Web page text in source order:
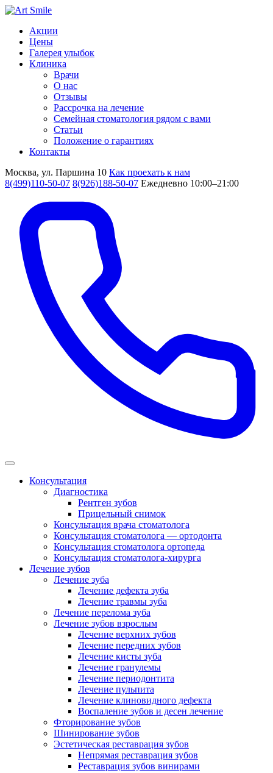
Акции
Цены
Галерея улыбок
Клиника
Врачи
О нас
Отзывы
Рассрочка на лечение
Семейная стоматология рядом с вами
Статьи
Положение о гарантиях
Контакты
Москва, ул. Паршина 10 Как проехать к нам
8(499)110-50-07 8(926)188-50-07 Ежедневно 10:00–21:00
Консультация
Диагностика
Рентген зубов
Прицельный снимок
Консультация врача стоматолога
Консультация стоматолога — ортодонта
Консультация стоматолога ортопеда
Консультация стоматолога-хирурга
Лечение зубов
Лечение зуба
Лечение дефекта зуба
Лечение травмы зуба
Лечение перелома зуба
Лечение зубов взрослым
Лечение верхних зубов
Лечение передних зубов
Лечение кисты зуба
Лечение гранулемы
Лечение периодонтита
Лечение пульпита
Лечение клиновидного дефекта
Воспаление зубов и десен лечение
Фторирование зубов
Шинирование зубов
Эстетическая реставрация зубов
Непрямая реставрация зубов
Реставрация зубов винирами